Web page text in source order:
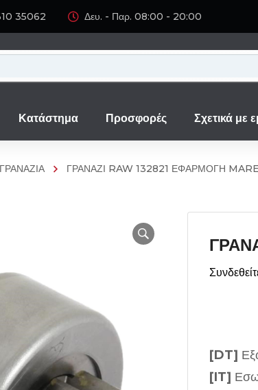
35062 Δευ. - Παρ. 08:00 - 20:00
Κατάστημα Προσφορές Σχετικά με
ΓΡΑΝΑΖΙΑ ΓΡΑΝΑΖΙ RAW 132821 ΕΦΑΡΜΟΓΗ
[DT]
[IT]